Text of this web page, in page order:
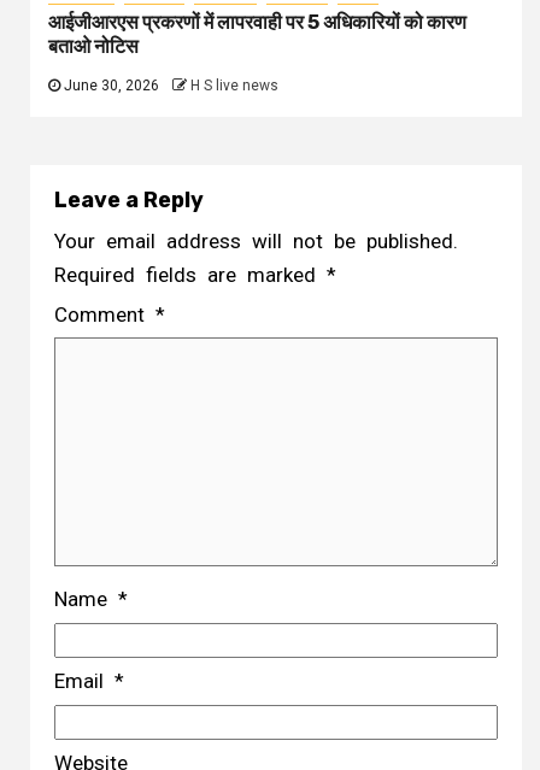
आईजीआरएस प्रकरणों में लापरवाही पर 5 अधिकारियों को कारण
बताओ नोटिस
June 30, 2026 H S live news
Leave a Reply
Your email address will not be published.
Required fields are marked *
Comment *
Name *
Email *
Website